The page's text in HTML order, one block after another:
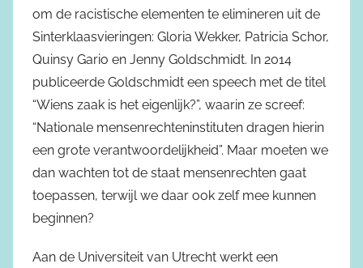
om de racistische elementen te elimineren uit de
Sinterklaasvieringen: Gloria Wekker, Patricia Schor,
Quinsy Gario en Jenny Goldschmidt. In 2014
publiceerde Goldschmidt een speech met de titel
“Wiens zaak is het eigenlijk?”, waarin ze screef:
“Nationale mensenrechteninstituten dragen hierin
een grote verantwoordelijkheid”. Maar moeten we
dan wachten tot de staat mensenrechten gaat
toepassen, terwijl we daar ook zelf mee kunnen
beginnen?
Aan de Universiteit van Utrecht werkt een